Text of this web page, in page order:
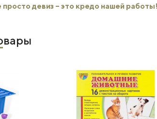
девиз – это кредо нашей работы!